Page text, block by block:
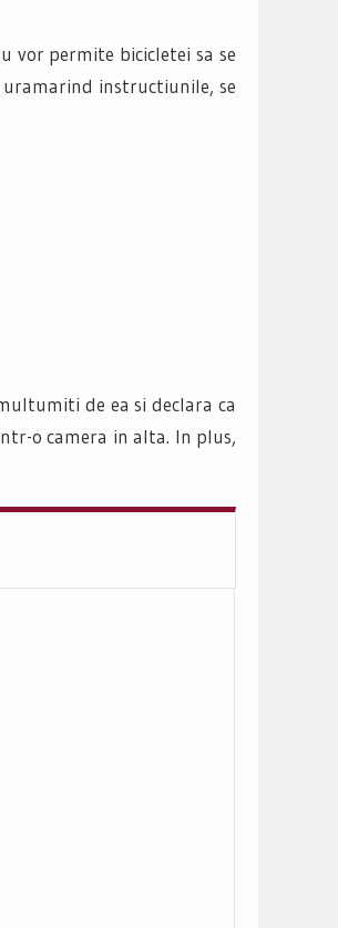
vor permite bicicletei sa se
instructiunile, se
de ea si declara ca
o camera in alta. In plus,